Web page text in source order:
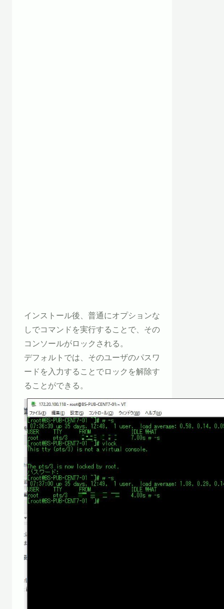
インストール後、普通にオプションな
しでコマンドを実行することで、その
コンソールがロックされる。
デフォルトでは、そのユーザのパスワ
ードを入力することでロックを解除す
ることができる。